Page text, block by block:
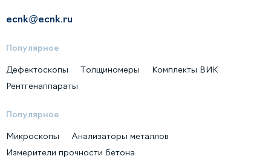
ecnk@ecnk.ru
Популярное
Дефектоскопы Толщиномеры
Комплекты ВИК
Рентгенаппараты
Популярное
Микроскопы
Анализаторы металлов
Измерители прочности бетона